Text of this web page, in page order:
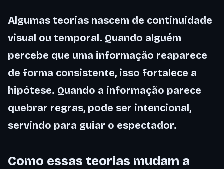
Algumas teorias nascem de continuidade
visual ou temporal. Quando alguém
percebe que uma informação reaparece
de forma consistente, isso fortalece a
hipótese. Quando a informação parece
quebrar regras, pode ser intencional,
servindo para guiar o espectador.
Como essas teorias mudam a